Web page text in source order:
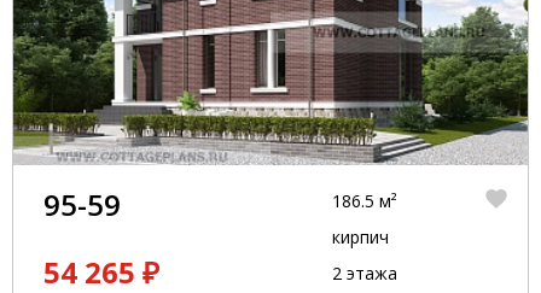
95-59
54 265 ₽
186.5 м²
кирпич
2 этажа